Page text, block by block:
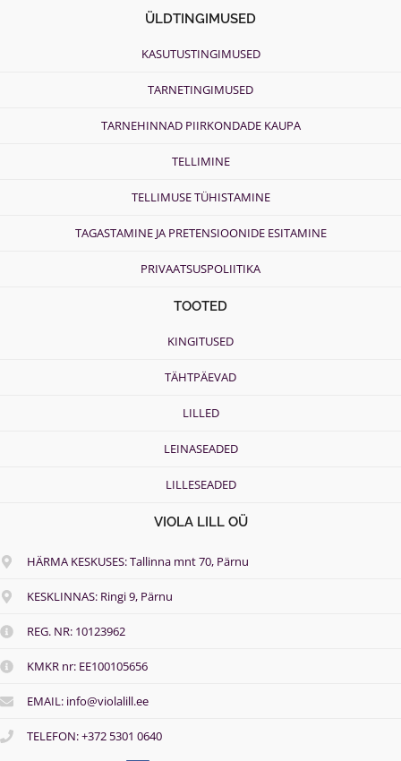
ÜLDTINGIMUSED
KASUTUSTINGIMUSED
TARNETINGIMUSED
TARNEHINNAD PIIRKONDADE KAUPA
TELLIMINE
TELLIMUSE TÜHISTAMINE
TAGASTAMINE JA PRETENSIOONIDE ESITAMINE
PRIVAATSUSPOLIITIKA
TOOTED
KINGITUSED
TÄHTPÄEVAD
LILLED
LEINASEADED
LILLESEADED
VIOLA LILL OÜ
HÄRMA KESKUSES: Tallinna mnt 70, Pärnu
KESKLINNAS: Ringi 9, Pärnu
REG. NR: 10123962
KMKR nr: EE100105656
EMAIL: info@violalill.ee
TELEFON: +372 5301 0640